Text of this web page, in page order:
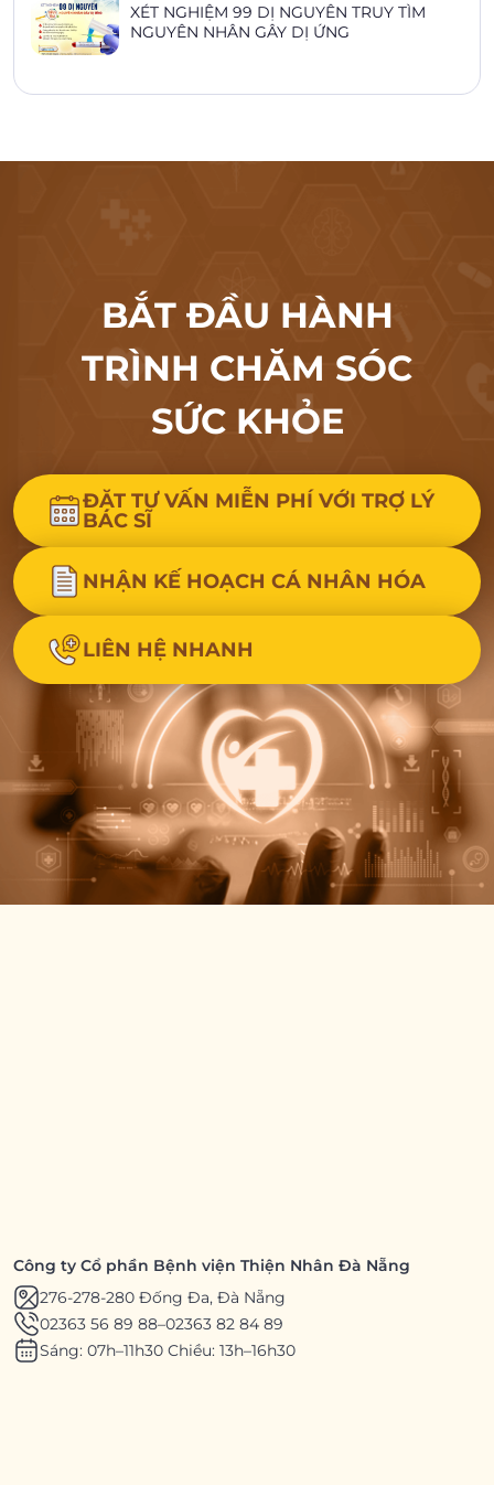
XÉT NGHIỆM 99 DỊ NGUYÊN TRUY TÌM
NGUYÊN NHÂN GÂY DỊ ỨNG
BẮT ĐẦU HÀNH
TRÌNH CHĂM SÓC
SỨC KHỎE
ĐẶT TƯ VẤN MIỄN PHÍ VỚI TRỢ LÝ
BÁC SĨ
NHẬN KẾ HOẠCH CÁ NHÂN HÓA
LIÊN HỆ NHANH
Công ty Cổ phần Bệnh viện Thiện Nhân Đà Nẵng
276-278-280 Đống Đa, Đà Nẵng
02363 56 89 88–02363 82 84 89
Sáng: 07h–11h30 Chiều: 13h–16h30